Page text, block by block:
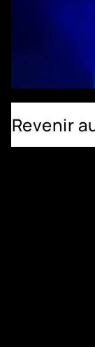
Revenir